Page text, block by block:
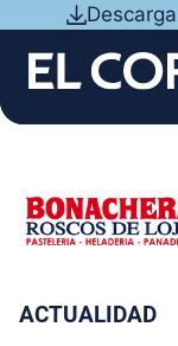
contenido
ACTUALIDAD